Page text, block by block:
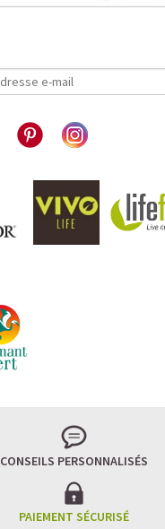
CONSEILS PERSONNALISÉS
PAIEMENT SÉCURISÉ